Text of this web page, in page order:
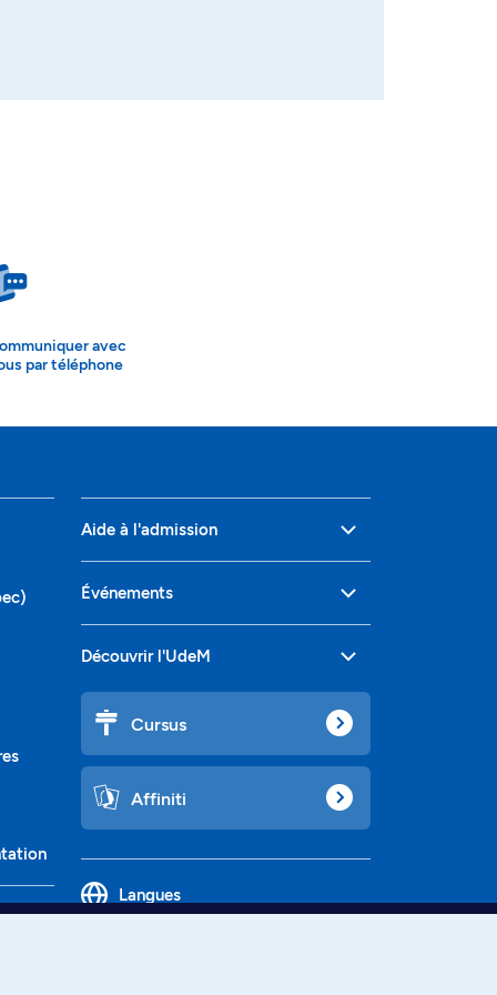
avec
par téléphone
Aide à l'admission
Événements
Découvrir l'UdeM
Cursus
Affiniti
Langues